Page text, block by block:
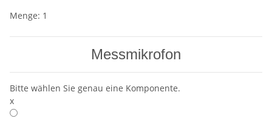
Menge: 1
Messmikrofon
Bitte wählen Sie genau eine Komponente.
x